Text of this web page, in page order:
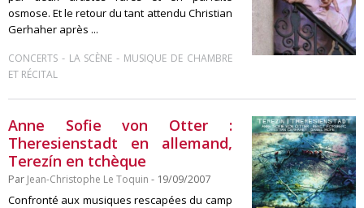
osmose. Et le retour du tant attendu Christian
Gerhaher après ...
CONCERTS - LA SCÈNE - MUSIQUE DE CHAMBRE
ET RÉCITAL
Anne Sofie von Otter :
Theresienstadt en allemand,
Terezín en tchèque
Par Jean-Christophe Le Toquin - 19/09/2007
Confronté aux musiques rescapées du camp